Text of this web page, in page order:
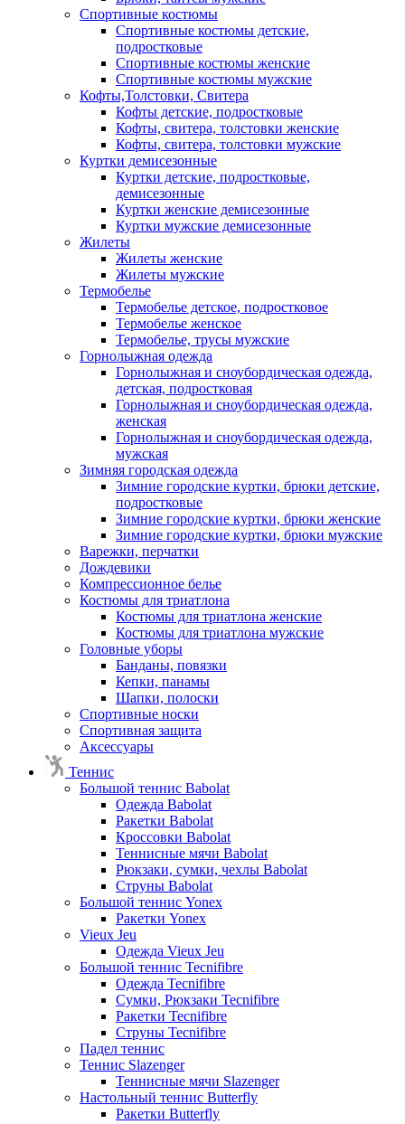
Спортивные костюмы
Спортивные костюмы детские,
подростковые
Спортивные костюмы женские
Спортивные костюмы мужские
Кофты,Толстовки, Свитера
Кофты детские, подростковые
Кофты, свитера, толстовки женские
Кофты, свитера, толстовки мужские
Куртки демисезонные
Куртки детские, подростковые,
демисезонные
Куртки женские демисезонные
Куртки мужские демисезонные
Жилеты
Жилеты женские
Жилеты мужские
Термобелье
Термобелье детское, подростковое
Термобелье женское
Термобелье, трусы мужские
Горнолыжная одежда
Горнолыжная и сноубордическая одежда,
детская, подростковая
Горнолыжная и сноубордическая одежда,
женская
Горнолыжная и сноубордическая одежда,
мужская
Зимняя городская одежда
Зимние городские куртки, брюки детские,
подростковые
Зимние городские куртки, брюки женские
Зимние городские куртки, брюки мужские
Варежки, перчатки
Дождевики
Компрессионное белье
Костюмы для триатлона
Костюмы для триатлона женские
Костюмы для триатлона мужские
Головные уборы
Банданы, повязки
Кепки, панамы
Шапки, полоски
Спортивные носки
Спортивная защита
Аксессуары
Теннис
Большой теннис Babolat
Одежда Babolat
Ракетки Babolat
Кроссовки Babolat
Теннисные мячи Babolat
Рюкзаки, сумки, чехлы Babolat
Струны Babolat
Большой теннис Yonex
Ракетки Yonex
Vieux Jeu
Одежда Vieux Jeu
Большой теннис Tecnifibre
Одежда Tecnifibre
Сумки, Рюкзаки Tecnifibre
Ракетки Tecnifibre
Струны Tecnifibre
Падел теннис
Теннис Slazenger
Теннисные мячи Slazenger
Настольный теннис Butterfly
Ракетки Butterfly